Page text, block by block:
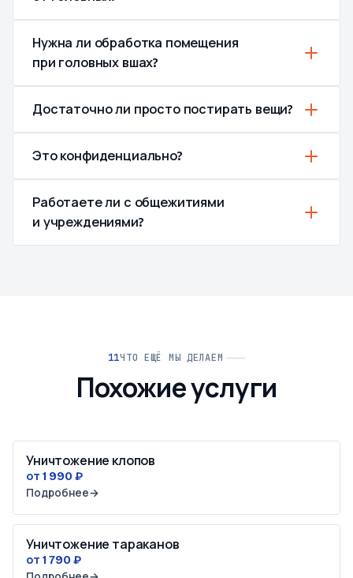
Нужна ли обработка помещения
при головных вшах?
Достаточно ли просто постирать вещи?
Это конфиденциально?
Работаете ли с общежитиями
и учреждениями?
ЧТО ЕЩЁ МЫ ДЕЛАЕМ
Похожие услуги
Уничтожение клопов
от 1 990 ₽
Подробнее→
Уничтожение тараканов
от 1 790 ₽